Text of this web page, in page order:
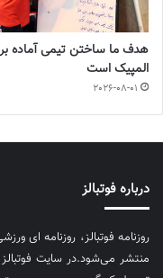
هدف ما ساختن تیمی آماده
المپیک است
2026-08-01
درباره فوتبالز
منتشر می‌شود.در سایت